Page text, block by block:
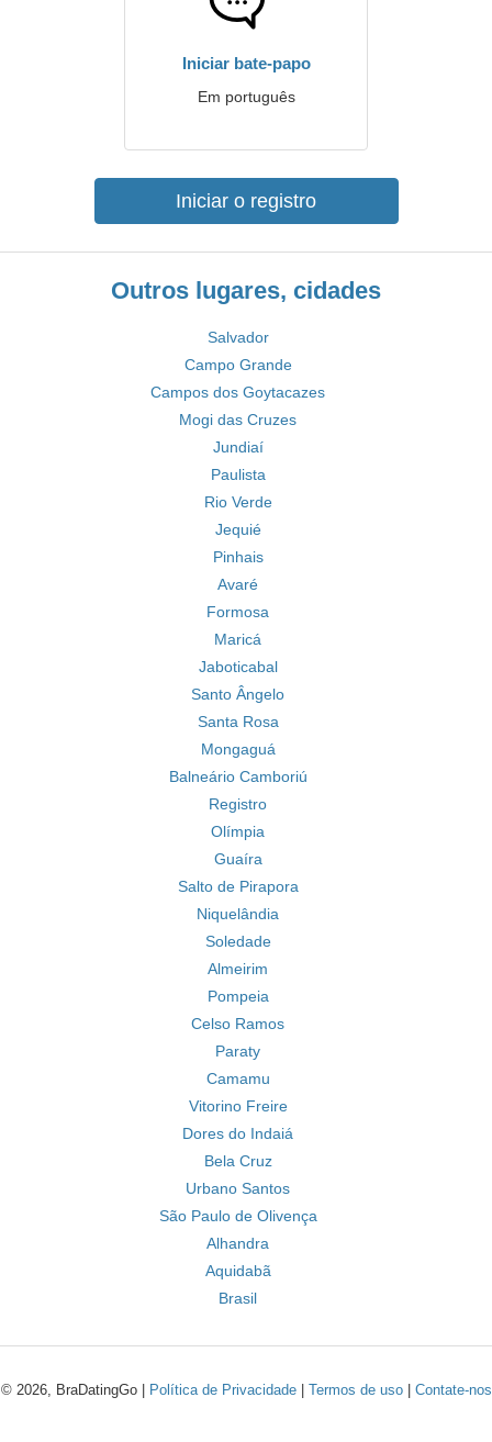
Iniciar bate-papo
Em português
Iniciar o registro
Outros lugares, cidades
Salvador
Campo Grande
Campos dos Goytacazes
Mogi das Cruzes
Jundiaí
Paulista
Rio Verde
Jequié
Pinhais
Avaré
Formosa
Maricá
Jaboticabal
Santo Ângelo
Santa Rosa
Mongaguá
Balneário Camboriú
Registro
Olímpia
Guaíra
Salto de Pirapora
Niquelândia
Soledade
Almeirim
Pompeia
Celso Ramos
Paraty
Camamu
Vitorino Freire
Dores do Indaiá
Bela Cruz
Urbano Santos
São Paulo de Olivença
Alhandra
Aquidabã
Brasil
© 2026, BraDatingGo | Política de Privacidade| Termos de uso| Contate-nos